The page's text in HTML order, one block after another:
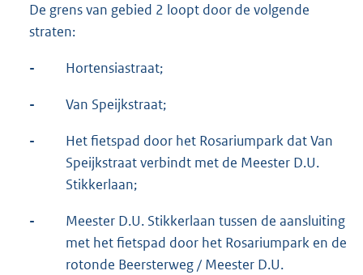
De grens van gebied 2 loopt door de volgende
straten:
- Hortensiastraat;
- Van Speijkstraat;
-
Het fietspad door het Rosariumpark dat Van
Speijkstraat verbindt met de Meester D.U.
Stikkerlaan;
-
Meester D.U. Stikkerlaan tussen de aansluiting
met het fietspad door het Rosariumpark en de
rotonde Beersterweg / Meester D.U.